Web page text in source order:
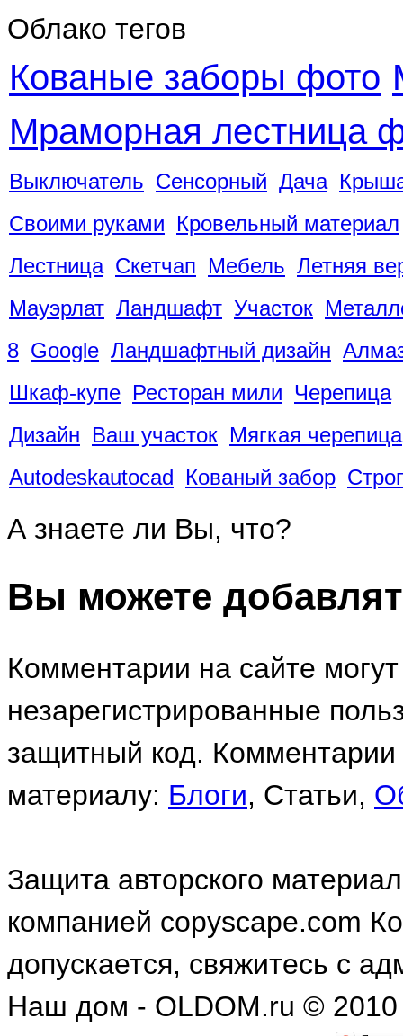
Облако тегов
Кованые заборы фото
Мраморная лестница
Выключатель Сенсорный Дача
Своими руками Кровельный материал
Лестница Скетчап Мебель Летняя
Мауэрлат Ландшафт Участок
8 Google Ландшафтный дизайн
Шкаф-купе Ресторан мили Черепица
Дизайн Ваш участок Мягкая черепица
Autodeskautocad Кованый забор
А знаете ли Вы, что?
Вы можете
Комментарии на сайте
незарегистрированные
защитный код.
материалу: Блоги, Статьи,
Защита авторского
компанией copyscape.com
допускается, свяжитесь с
Наш дом - OLDOM.ru © 2010